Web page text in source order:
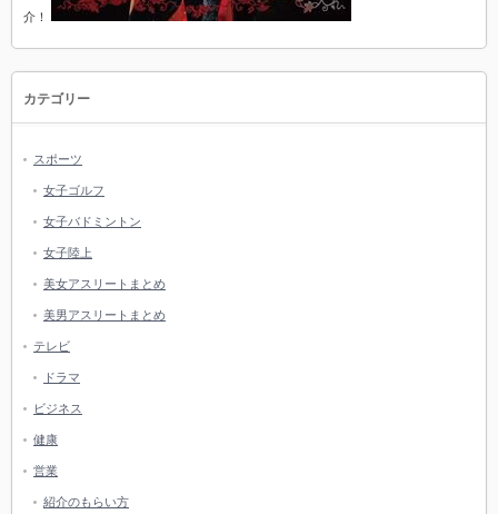
介！
カテゴリー
スポーツ
女子ゴルフ
女子バドミントン
女子陸上
美女アスリートまとめ
美男アスリートまとめ
テレビ
ドラマ
ビジネス
健康
営業
紹介のもらい方